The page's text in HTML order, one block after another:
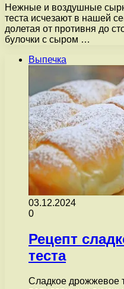
Нежные и воздушные
теста исчезают в нашей
долетая от противня до
булочки с сыром …
Выпечка
03.12.2024
0
Рецепт
теста
Сладкое дрожжевое